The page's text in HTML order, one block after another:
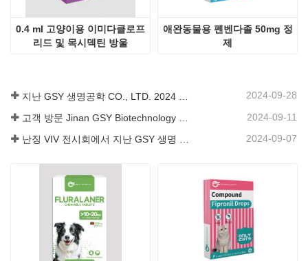
0.4 ml 고양이용 이미다클로프
리드 및 목시덱틴 방울
애완동물용 펜벤다졸 50mg 정
제
2024-09-28
2024-09-11
2024-09-07